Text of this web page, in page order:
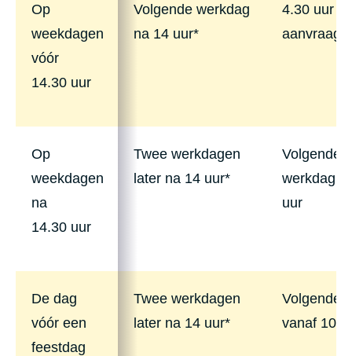
Op
weekdagen
vóór
14.30 uur
Op
weekdagen
na
14.30 uur
De dag
vóór een
feestdag
Volgende werkdag
na 14 uur*
Twee werkdagen
later na 14 uur*
Twee werkdagen
later na 14 uur*
4.30 uur
aanvraag
Volgende
werkdag
uur
Volgende
vanaf